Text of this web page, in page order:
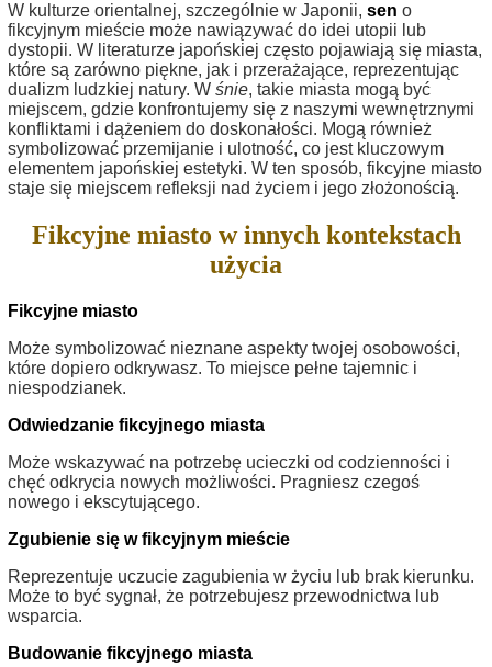
W kulturze orientalnej, szczególnie w Japonii, sen o
fikcyjnym mieście może nawiązywać do idei utopii lub
dystopii. W literaturze japońskiej często pojawiają się miasta,
które są zarówno piękne, jak i przerażające, reprezentując
dualizm ludzkiej natury. W śnie, takie miasta mogą być
miejscem, gdzie konfrontujemy się z naszymi wewnętrznymi
konfliktami i dążeniem do doskonałości. Mogą również
symbolizować przemijanie i ulotność, co jest kluczowym
elementem japońskiej estetyki. W ten sposób, fikcyjne miasto
staje się miejscem refleksji nad życiem i jego złożonością.
Fikcyjne miasto w innych kontekstach
użycia
Fikcyjne miasto
Może symbolizować nieznane aspekty twojej osobowości,
które dopiero odkrywasz. To miejsce pełne tajemnic i
niespodzianek.
Odwiedzanie fikcyjnego miasta
Może wskazywać na potrzebę ucieczki od codzienności i
chęć odkrycia nowych możliwości. Pragniesz czegoś
nowego i ekscytującego.
Zgubienie się w fikcyjnym mieście
Reprezentuje uczucie zagubienia w życiu lub brak kierunku.
Może to być sygnał, że potrzebujesz przewodnictwa lub
wsparcia.
Budowanie fikcyjnego miasta